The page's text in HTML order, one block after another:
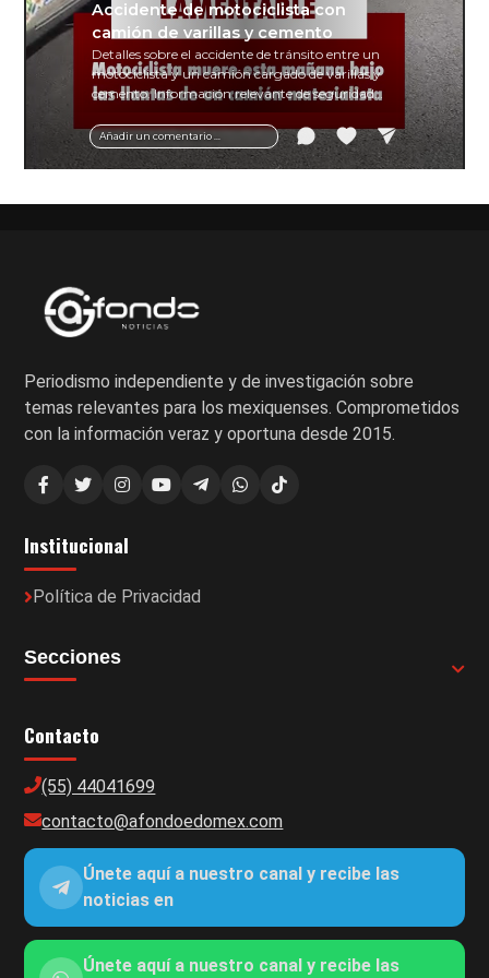
Añadir un comentario ...
Accidente de motociclista con
camión de varillas y cemento
Detalles sobre el accidente de tránsito entre un
motociclista y un camión cargado de varillas y
cemento. Información relevante de seguridad
vial y recomendaciones para motociclistas.
Periodismo independiente y de investigación sobre
temas relevantes para los mexiquenses. Comprometidos
con la información veraz y oportuna desde 2015.
Institucional
Política de Privacidad
Secciones
Contacto
(55) 44041699
contacto@afondoedomex.com
Únete aquí a nuestro canal y recibe las
noticias en
Únete aquí a nuestro canal y recibe las